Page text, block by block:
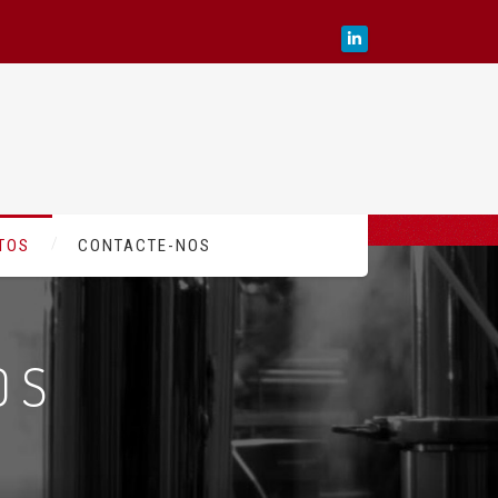
CONTACTE-NOS